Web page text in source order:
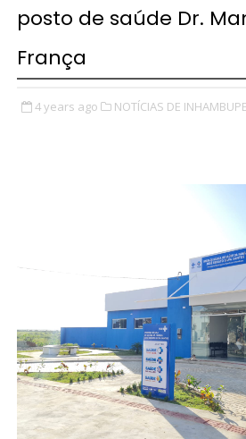
posto de saúde Dr.
França
4 years ago NOTÍCIAS DE